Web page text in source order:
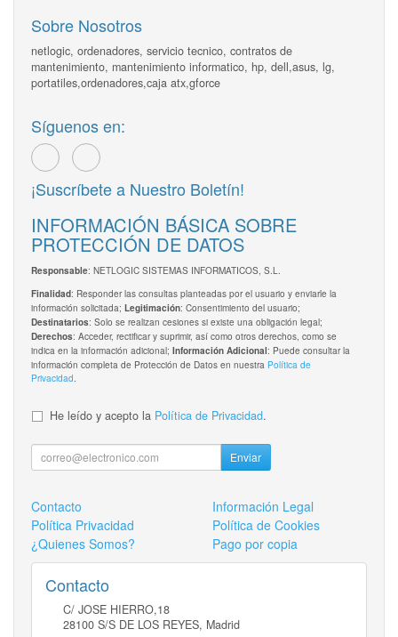
Sobre Nosotros
netlogic, ordenadores, servicio tecnico, contratos de
mantenimiento, mantenimiento informatico, hp, dell,asus, lg,
portatiles,ordenadores,caja atx,gforce
Síguenos en:
¡Suscríbete a Nuestro Boletín!
INFORMACIÓN BÁSICA SOBRE
PROTECCIÓN DE DATOS
Responsable: NETLOGIC SISTEMAS INFORMATICOS, S.L.
Finalidad: Responder las consultas planteadas por el usuario y enviarle la
información solicitada; Legitimación: Consentimiento del usuario;
Destinatarios: Solo se realizan cesiones si existe una obligación legal;
Derechos: Acceder, rectificar y suprimir, así como otros derechos, como se
indica en la información adicional; Información Adicional: Puede consultar la
información completa de Protección de Datos en nuestra Política de
Privacidad
He leído y acepto la Política de Privacidad.
Enviar
Contacto
Información Legal
Política Privacidad
Política de Cookies
¿Quienes Somos?
Pago por copia
Contacto
C/ JOSE HIERRO,18
28100 S/S DE LOS REYES, Madrid